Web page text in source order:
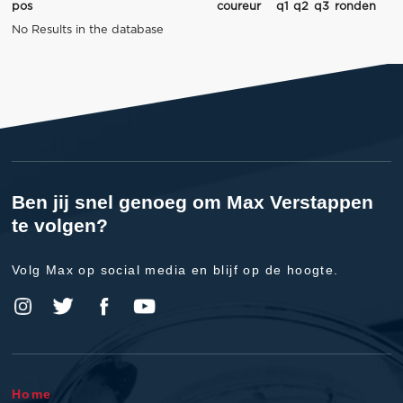
pos coureur q1 q2 q3 ronden
No Results in the database
Ben jij snel genoeg om Max Verstappen
te volgen?
Volg Max op social media en blijf op de hoogte.
Home